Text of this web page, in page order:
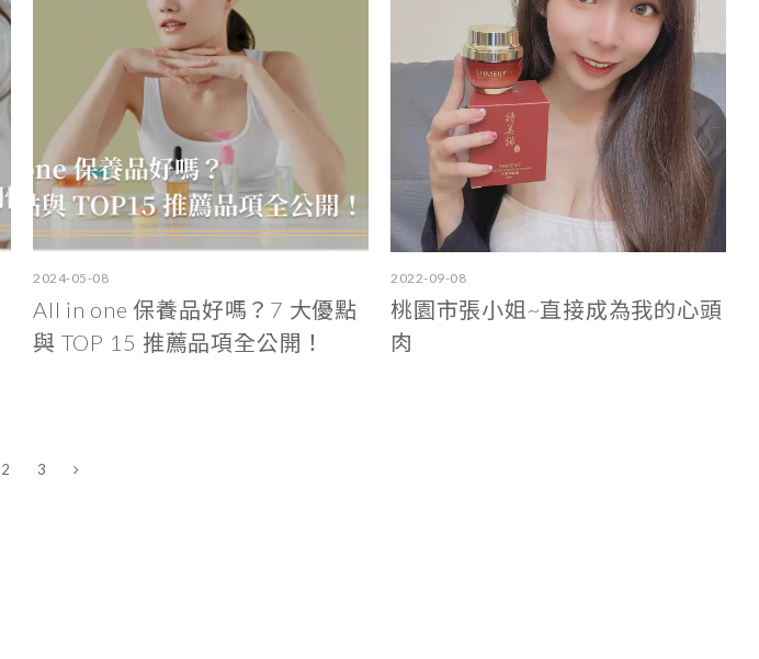
2024-05-08
All in one 保養品好嗎？7 大優點
與 TOP 15 推薦品項全公開！
2022-09-08
桃園市張小姐~直接成為我的心頭
肉
2 3